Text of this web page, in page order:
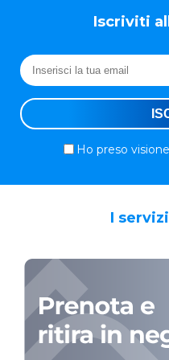
Iscriviti
Ho preso visione
I